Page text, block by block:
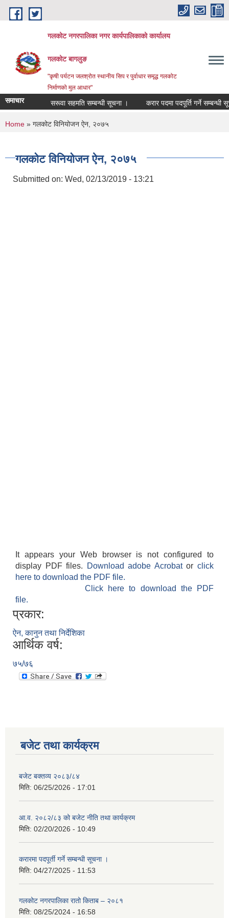
Skip to main content
गलकोट नगरपालिका नगर कार्यपालिकाको कार्यालय
गलकोट बागलुङ
"कृषी पर्यटन जलश्रोत स्थानीय सिप र पुर्वाधार समृद्ध गलकोट
निर्माणको मुल आधार"
समाचार सरूवा सहमति सम्बन्धी सूचना । करार पदमा पदपूर्ति गर्ने सम्बन्धी
You are here
Home » गलकोट विनियोजन ऐन, २०७५
गलकोट विनियोजन ऐन, २०७५
Submitted on: Wed, 02/13/2019 - 13:21
It appears your Web browser is not configured to
display PDF files.
Download adobe Acrobatorclick
here to download the PDF file.
Click here to download the PDF
file.
प्रकार:
ऐन, कानुन तथा निर्देशिका
आर्थिक वर्ष:
७५/७६
बजेट तथा कार्यक्रम
बजेट बक्तव्य २०८३/८४
मिति: 06/25/2026 - 17:01
आ.व. २०८२/८३ को बजेट नीति तथा कार्यक्रम
मिति: 02/20/2026 - 10:49
करारमा पदपूर्ती गर्ने सम्बन्धी सूचना ।
मिति: 04/27/2025 - 11:53
गलकोट नगरपालिका रातो किताब – २०८१
मिति: 08/25/2024 - 16:58